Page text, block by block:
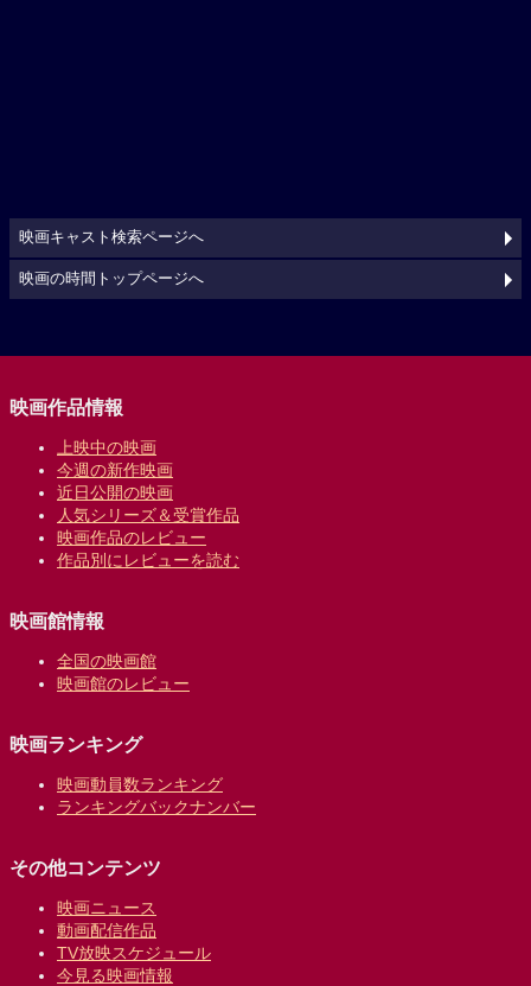
映画キャスト検索ページへ
映画の時間トップページへ
映画作品情報
上映中の映画
今週の新作映画
近日公開の映画
人気シリーズ＆受賞作品
映画作品のレビュー
作品別にレビューを読む
映画館情報
全国の映画館
映画館のレビュー
映画ランキング
映画動員数ランキング
ランキングバックナンバー
その他コンテンツ
映画ニュース
動画配信作品
TV放映スケジュール
今見る映画情報